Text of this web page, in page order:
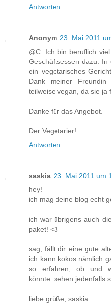
Antworten
Anonym 23. Mai 2011
@C: Ich bin beruflich
Geschäftsessen dazu. In
ein vegetarisches
Dank meiner
teilweise vegan, da sie ja
Danke für das Angebot.
Der Vegetarier!
Antworten
saskia 23. Mai 2011 um
hey!
ich mag deine blog echt
ich war übrigens auch
paket! <3
sag, fällt dir eine gute
ich kann kokos nämlich
so erfahren, ob und
könnte..sehen jedenfalls
liebe grüße, saskia